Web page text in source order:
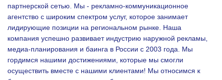
партнерской сетью. Мы - рекламно-коммуникационное
агентство с широким спектром услуг, которое занимает
лидирующие позиции на региональном рынке. Наша
компания успешно развивает индустрию наружной рекламы,
медиа-планирования и баинга в России с 2003 года. Мы
гордимся нашими достижениями, которые мы смогли
осуществить вместе с нашими клиентами! Мы относимся к